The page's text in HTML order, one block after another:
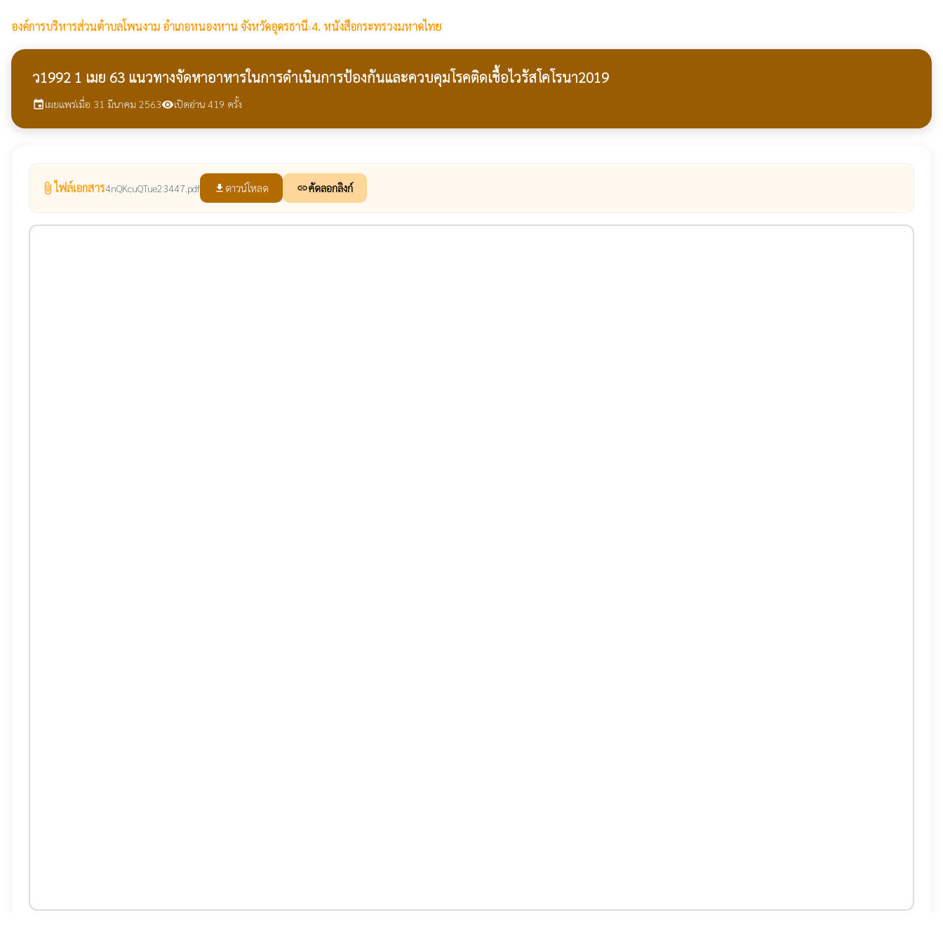
องค์การบริหารส่วนตำบลโพนงาม อำเภอหนองหาน จังหวัดอุดรธานี›4. หนังสือกระทรวงมหาดไทย
ว1992 1 เมย 63 แนวทางจัดหาอาหารในการดำเนินการป้องกันและควบคุมโรคติดเชื้อไวรัสโคโรนา2019
eventเผยแพร่เมื่อ 31 มีนาคม 2563visibilityเปิดอ่าน 419 ครั้ง
attach_file ไฟล์เอกสาร4nQKcuQTue23447.pdf file_download ดาวน์โหลด linkคัดลอกลิงก์